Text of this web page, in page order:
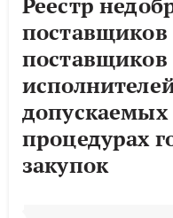
поставщиков
допускаемых
процедурах
закупок